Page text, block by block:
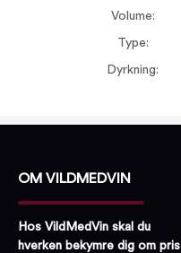
Volume:
Type:
Dyrkning:
OM VILDMEDVIN
Hos VildMedVin skal du
hverken bekymre dig om pris